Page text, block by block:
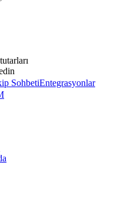
SohbetiEntegrasyonlar